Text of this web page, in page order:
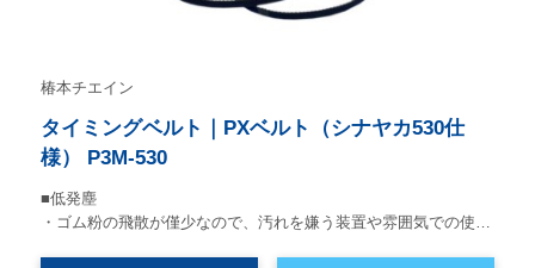
椿本チエイン
タイミングベルト｜PXベルト（シナヤカ530仕
様） P3M-530
■低発塵
・ゴム粉の飛散が僅少なので、汚れを嫌う装置や雰囲気での使…